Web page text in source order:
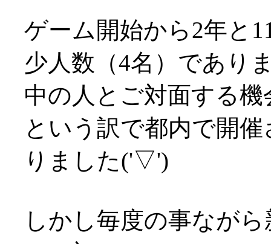
ゲーム開始から2年と
少人数（4名）であり
中の人とご対面する機
という訳で都内で開
りました('▽')
しかし毎度の事なが